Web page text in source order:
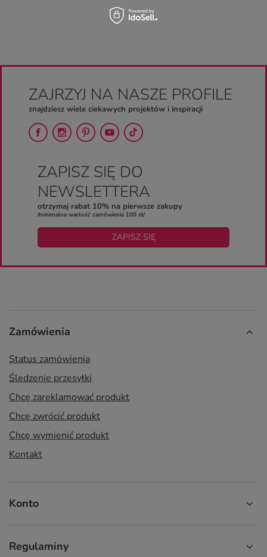
ZAJRZYJ NA NASZE PROFILE
znajdziesz wiele ciekawych projektów i inspiracji
ZAPISZ SIĘ DO
NEWSLETTERA
otrzymaj rabat 10% na pierwsze zakupy
/minimalna wartość zamówienia 100 zł/
ZAPISZ SIĘ
Zamówienia
Status zamówienia
Śledzenie przesyłki
Chcę zareklamować produkt
Chcę zwrócić produkt
Chcę wymienić produkt
Kontakt
Konto
Regulaminy